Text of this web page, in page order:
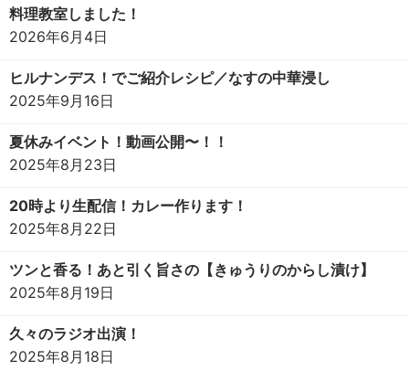
料理教室しました！
2026年6月4日
ヒルナンデス！でご紹介レシピ／なすの中華浸し
2025年9月16日
夏休みイベント！動画公開〜！！
2025年8月23日
20時より生配信！カレー作ります！
2025年8月22日
ツンと香る！あと引く旨さの【きゅうりのからし漬け】
2025年8月19日
久々のラジオ出演！
2025年8月18日